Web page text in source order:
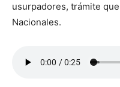
usurpadores, trámite
Nacionales.